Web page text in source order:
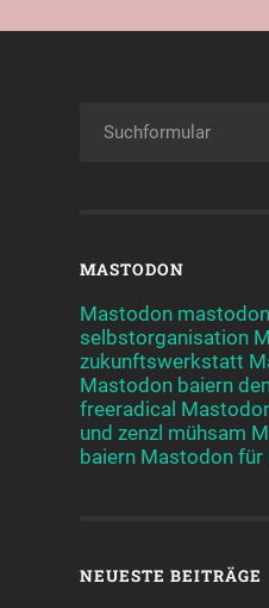
MASTODON
Mastodon
selbstorganisation
zukunftswerkstatt
Mastodon baiern
freeradical
und zenzl mühsam
baiern Mastodon für
NEUESTE BEITRÄGE